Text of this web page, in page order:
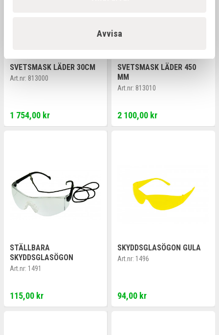
Avvisa
SVETSMASK LÄDER 30CM
Art.nr: 813000
1 754,00 kr
SVETSMASK LÄDER 450
MM
Art.nr: 813010
2 100,00 kr
STÄLLBARA
SKYDDSGLASÖGON
Art.nr: 1491
115,00 kr
SKYDDSGLASÖGON GULA
Art.nr: 1496
94,00 kr